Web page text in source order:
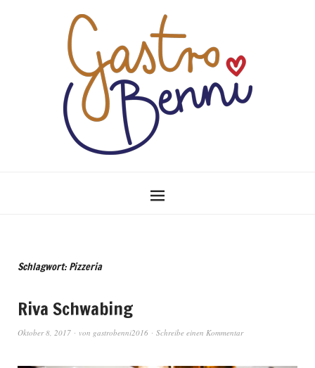
Schlagwort: Pizzeria
Riva Schwabing
Oktober 8, 2017 von gastrobenni2016 Schreibe einen Kommentar